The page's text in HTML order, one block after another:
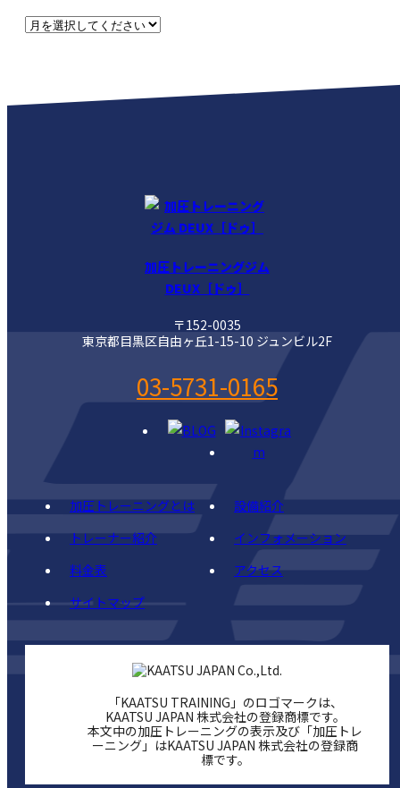
加圧トレーニングジム
DEUX［ドゥ］
〒152-0035
東京都目黒区自由ヶ丘1-15-10 ジュンビル2F
03-5731-0165
加圧トレーニングとは
設備紹介
トレーナー紹介
インフォメーション
料金表
アクセス
サイトマップ
「KAATSU TRAINING」のロゴマークは、
KAATSU JAPAN 株式会社の登録商標です。
本文中の加圧トレーニングの表示及び「加圧トレ
ーニング」はKAATSU JAPAN 株式会社の登録商
標です。